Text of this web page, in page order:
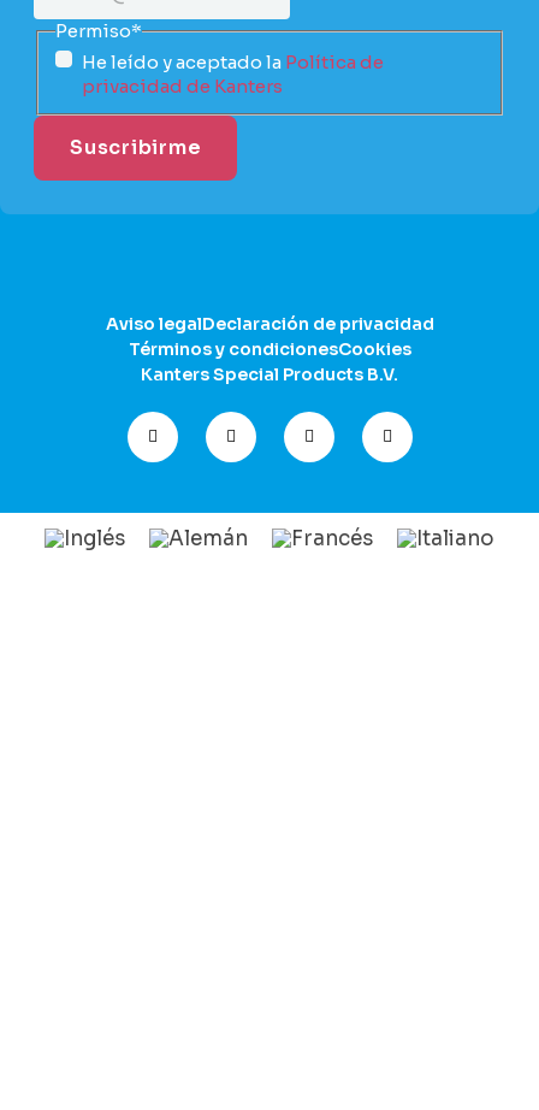
Permiso*
He leído y aceptado la Política de
privacidad de Kanters
Aviso legalDeclaración de privacidad
Términos y condicionesCookies
Kanters Special Products B.V.